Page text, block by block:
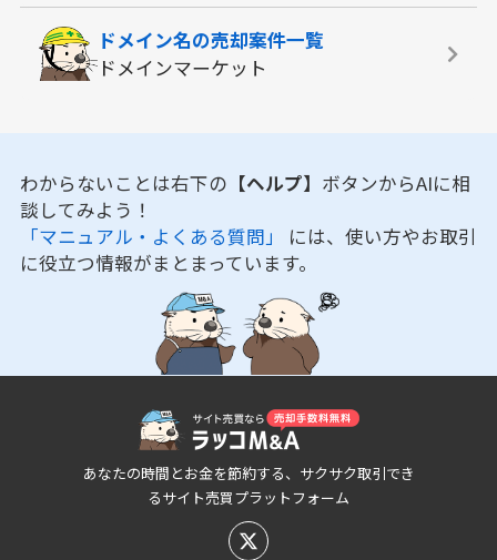
ドメイン名の売却案件一覧
ドメインマーケット
わからないことは右下の 【ヘルプ】 ボタンからAIに相
談してみよう！
「マニュアル・よくある質問」 には、使い方やお取引
に役立つ情報がまとまっています。
あなたの時間とお金を節約する、サクサク取引でき
るサイト売買プラットフォーム